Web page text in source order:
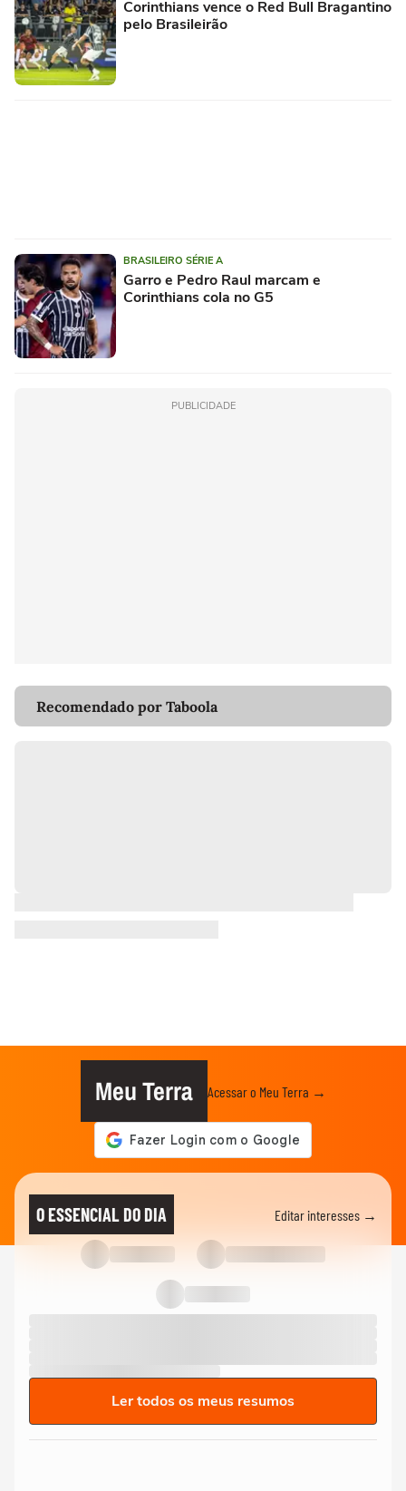
Corinthians vence o Red Bull Bragantino
pelo Brasileirão
BRASILEIRO SÉRIE A
Garro e Pedro Raul marcam e
Corinthians cola no G5
PUBLICIDADE
Recomendado por Taboola
Meu Terra Acessar o Meu Terra →
O ESSENCIAL DO DIA Editar interesses →
Ler todos os meus resumos